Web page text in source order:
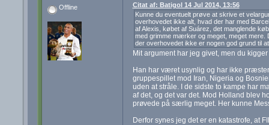
Offline
Citat af: Batigol 14 Jul 2014, 13:56
Kunne du eventuelt prøve at skrive et
overhovedet ikke alt, hvad der har med
af Alexis, købet af Suárez, det manglende
med grimme mærker og meget, meget mere.
der overhovedet ikke er nogen god grund til
Mit argument har jeg givet, men du
Han har været usynlig og har ikke
gruppespillet mod Iran, Nigeria og
uden at stråle. I de sidste to kampe har
af det, og det var det. Mod Holland blev
prøvede på særlig meget. Her kunne
Derfor synes jeg det er en katastrofe, at